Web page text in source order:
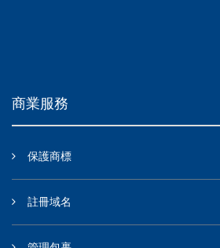
商業服務
保護商標
註冊域名